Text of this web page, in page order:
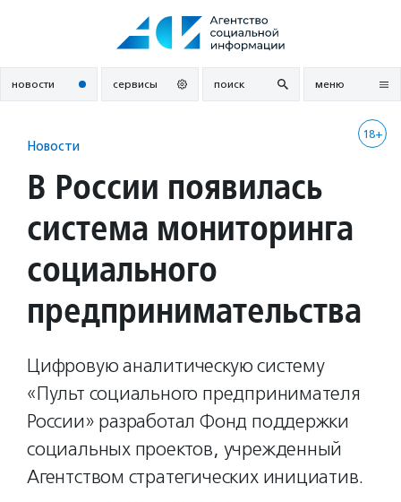
новости сервисы поиск меню
18+
Новости
В России появилась
система мониторинга
социального
предпринимательства
Цифровую аналитическую систему
«Пульт социального предпринимателя
России» разработал Фонд поддержки
социальных проектов, учрежденный
Агентством стратегических инициатив.